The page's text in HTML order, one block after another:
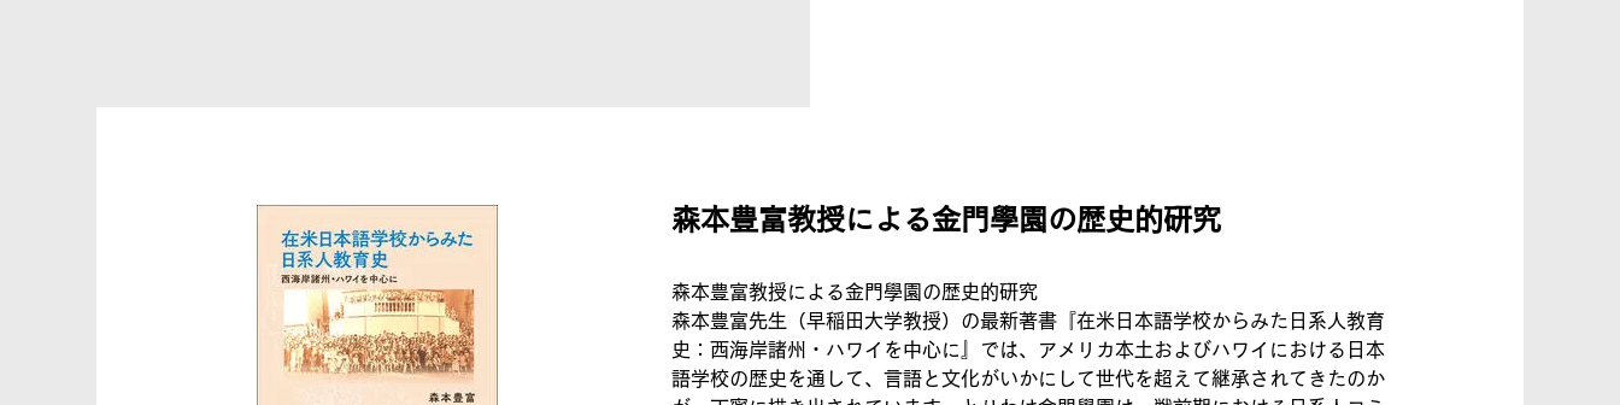
森本豊富教授による金門學園の歴史的研究
森本豊富教授による金門學園の歴史的研究
森本豊富先生（早稲田大学教授）の最新著書『在米日本語学校からみた日系人教育
史：西海岸諸州・ハワイを中心に』では、アメリカ本土およびハワイにおける日本
語学校の歴史を通して、言語と文化がいかにして世代を超えて継承されてきたのか